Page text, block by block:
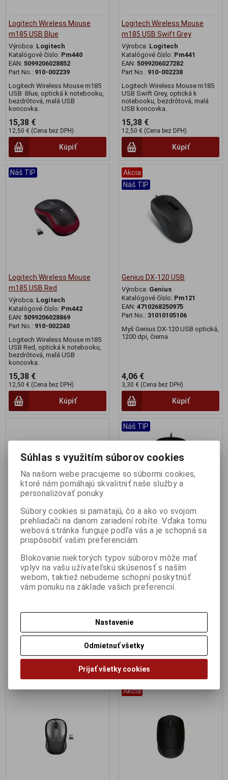
Logitech Wireless Mouse
m185 USB Blue
Výrobca: Logitech
Katalógové číslo: Pm440
EAN: 5099206028852
Part No.: 910-002239
Logitech Wireless Mouse m185
USB Blue, optická k notebooku,
bezdrôtová, malá USB
koncovka.
15,38 €
12,50 € (Cena bez DPH)
Kúpiť
Logitech Wireless Mouse
m185 USB Swift Grey
Výrobca: Logitech
Katalógové číslo: Pm441
EAN: 5099206027282
Part No.: 910-002238
Logitech Wireless Mouse m185
USB Swift Grey, optická k
notebooku, bezdrôtová, malá
USB koncovka.
15,38 €
12,50 € (Cena bez DPH)
Kúpiť
Náš TIP
Logitech Wireless Mouse
m185 USB Red
Výrobca: Logitech
Katalógové číslo: Pm442
EAN: 5099206028869
Part No.: 910-002240
Logitech Wireless Mouse m185
USB Red, optická k notebooku,
bezdrôtová, malá USB
koncovka.
15,38 €
12,50 € (Cena bez DPH)
Kúpiť
Akcia
Náš TIP
Genius DX-120 USB
Výrobca: Genius
Katalógové číslo: Pm121
EAN: 4710268250975
Part No.: 31010105106
Myš Genius DX-120 USB optická,
1200 dpi, čierna
4,06 €
3,30 € (Cena bez DPH)
Kúpiť
Evolveo Whireless Mouse
WML-306B USB čierna,
Výrobca:Evolveo
Katalógové číslo:Pm415
EAN:8594161331421
Part No.:WML-306B
WML-306B USB čierna, laserová
k notebooku, bezdrôtová, malá
Náš TIP
Logitech B100 USB
Výrobca:
EAN:5099206041271
Part No.:910-003357
Myš Logitech B100 USB,
optickíá 800 dpi, čierna
7,87 €
6,40 € (Cena bez DPH)
Akcia
Súhlas s využitím súborov cookies
Na našom webe pracujeme so súbormi cookies,
ktoré nám pomáhajú skvalitniť naše služby a
personalizovať ponuky.
Súbory cookies si pamätajú, čo a ako vo svojom
prehliadači na danom zariadení robíte. Vďaka tomu
webová stránka funguje podľa vás a je schopná sa
prispôsobiť vašim preferenciám.
Blokovanie niektorých typov súborov môže mať
vplyv na vašu užívateľskú skúsenosť s naším
webom, taktiež nebudeme schopní poskytnúť
vám ponuku na základe vašich preferencií.
Nastavenie
Odmietnuť všetky
Prijať všetky cookies